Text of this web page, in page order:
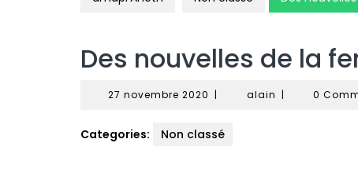
Des nouvelles de la
27 novembre 2020 27| alain alain
| 0
Categories: Non classé